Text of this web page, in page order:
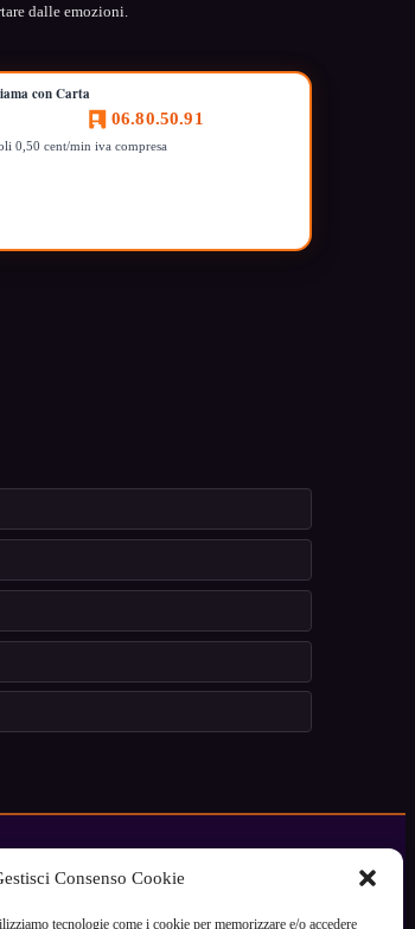
Consenso Cookie
tecnologie come i cookie per memorizzare e/o accedere
dalle emozioni.
con Carta
06.80.50.91
0,50 cent/min iva compresa